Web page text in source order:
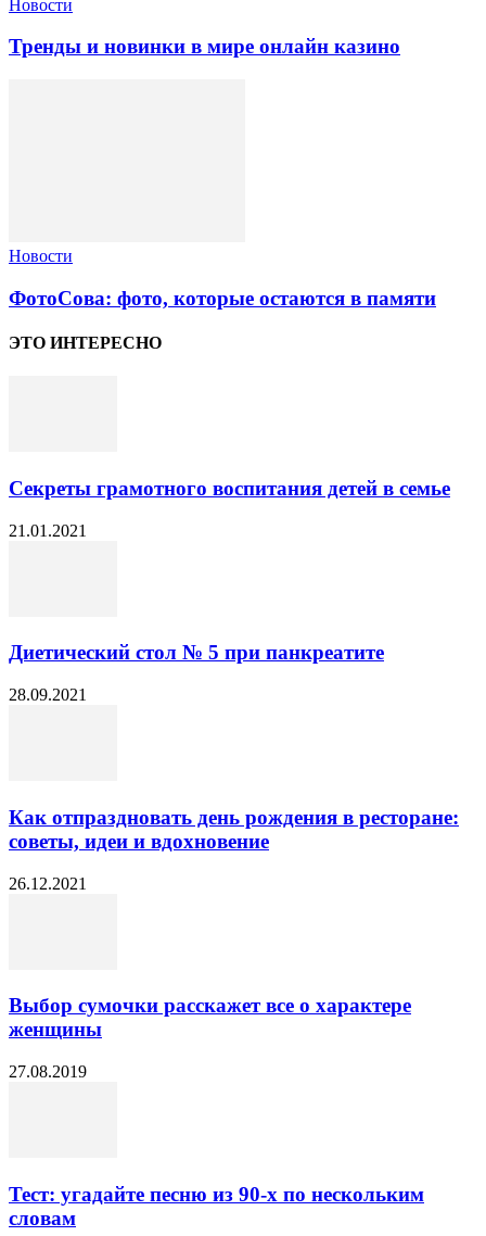
Новости
Тренды и новинки в мире онлайн казино
Новости
ФотоСова: фото, которые остаются в памяти
ЭТО ИНТЕРЕСНО
Секреты грамотного воспитания детей в семье
21.01.2021
Диетический стол № 5 при панкреатите
28.09.2021
Как отпраздновать день рождения в ресторане:
советы, идеи и вдохновение
26.12.2021
Выбор сумочки расскажет все о характере
женщины
27.08.2019
Тест: угадайте песню из 90-х по нескольким
словам